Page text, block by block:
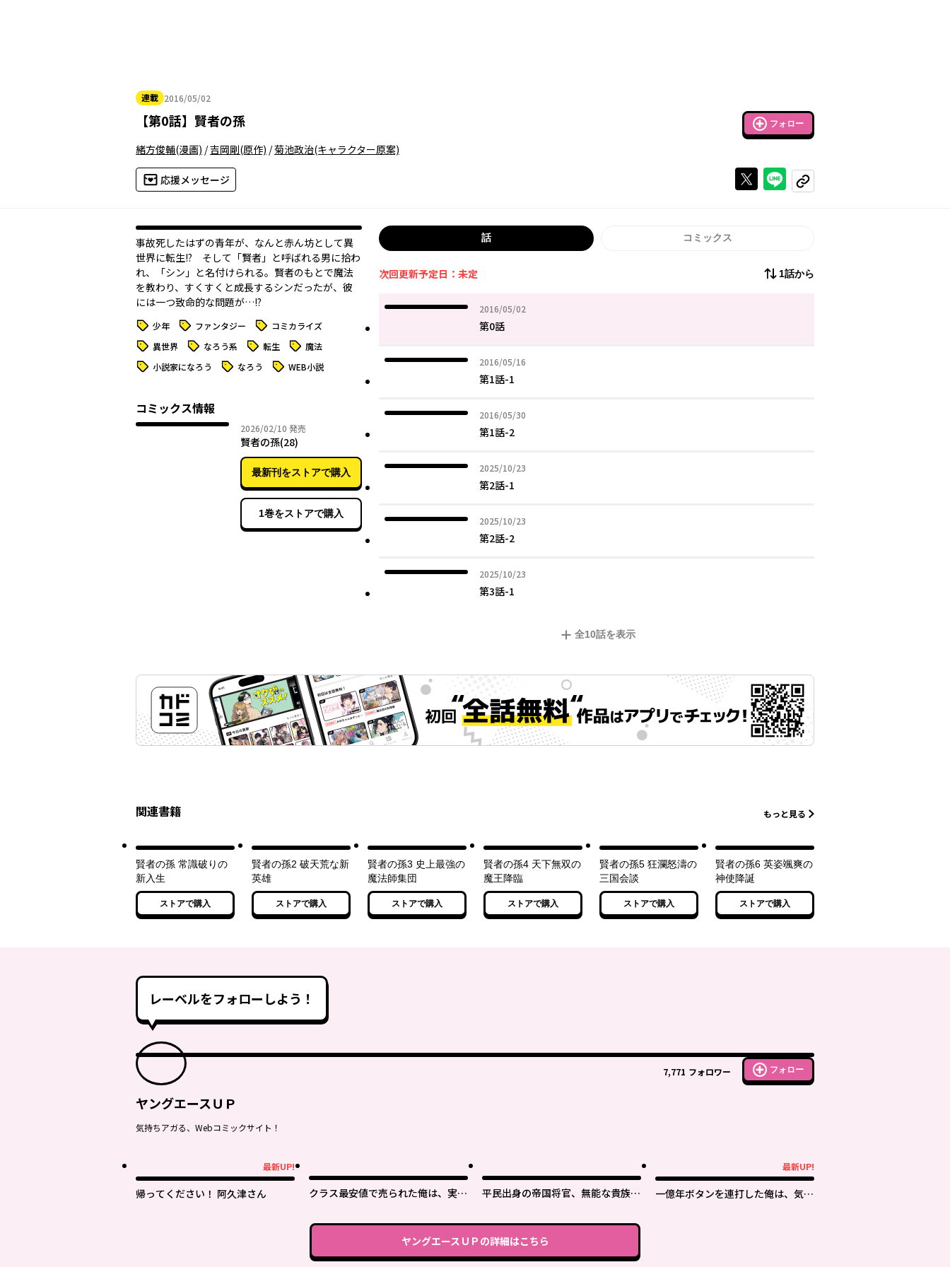
連載 2016/05/02
2016年05月02日
【第0話】 賢者の孫 フォロー
緒方俊輔(漫画) /吉岡剛(原作) /菊池政治(キャラクター原案)
応援メッセージ Xで投稿するラインでシェアする
コピーする
事故死したはずの青年が、なんと赤ん坊として異
世界に転生!? そして「賢者」と呼ばれる男に拾わ
れ、「シン」と名付けられる。賢者のもとで魔法
を教わり、すくすくと成長するシンだったが、彼
には一つ致命的な問題が…!?
タグ 少年 タグ ファンタジー タグ コミカライズ
タグ 異世界 タグ なろう系 タグ 転生 タグ 魔法
タグ 小説家になろう タグ なろう タグ WEB小説
コミックス情報
2026/02/10 2026年02月10日
発売
賢者の孫(28)
最新刊をストアで購入
1巻をストアで購入
話 コミックス
次回更新予定日：未定 1話から
2016/05/02
2016年05月02日
第0話
2016/05/16
2016年05月16日
第1話-1
2016/05/30
2016年05月30日
第1話-2
2025/10/23
2025年10月23日
第2話-1
2025/10/23
2025年10月23日
第2話-2
2025/10/23
2025年10月23日
第3話-1
全10話を表示
関連書籍 もっと見る
賢者の孫 常識破りの
新入生
ストアで購入
賢者の孫2 破天荒な新
英雄
ストアで購入
賢者の孫3 史上最強の
魔法師集団
ストアで購入
賢者の孫4 天下無双の
魔王降臨
ストアで購入
賢者の孫5 狂瀾怒濤の
三国会談
ストアで購入
賢者の孫6 英姿颯爽の
神使降誕
ストアで購入
レーベルをフォローしよう！
7,771 フォロワー フォロー
ヤングエースＵＰ
気持ちアガる、Webコミックサイト！
最新UP!
帰ってください！ 阿久津さん
クラス最安値で売られた俺は、実は
平民出身の帝国将官、無能な貴族上
最新UP!
一億年ボタンを連打した俺は、気付
ヤングエースＵＰ の詳細はこちら